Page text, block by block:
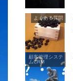
よくある質問
顧客管理システ
ムCRM